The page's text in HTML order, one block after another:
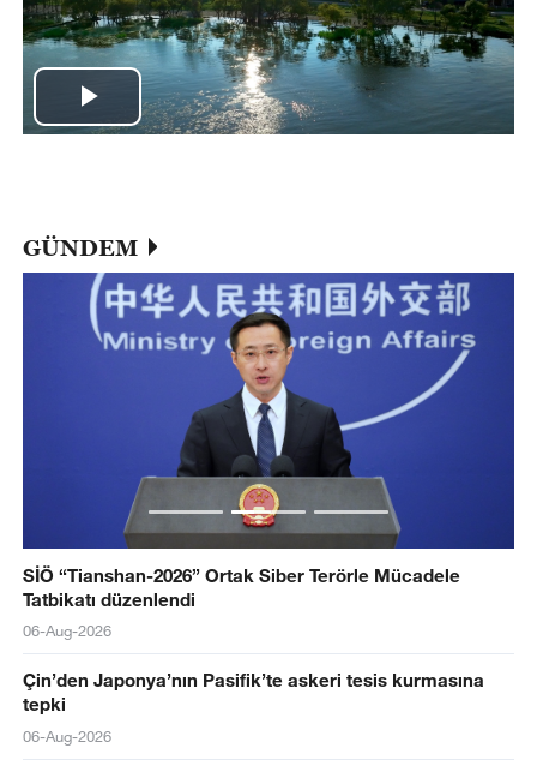
Play
GÜNDEM
SİÖ “Tianshan-2026” Ortak Siber Terörle Mücadele
Tatbikatı düzenlendi
06-Aug-2026
Çin’den Japonya’nın Pasifik’te askeri tesis kurmasına
tepki
06-Aug-2026